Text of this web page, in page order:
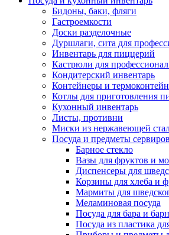
Бидоны, баки, фляги
Гастроемкости
Доски разделочные
Дуршлаги, сита для
Инвентарь для пиццерий
Кастрюли для
Кондитерский инвентарь
Контейнеры и
Котлы для приготовления
Кухонный инвентарь
Листы, противни
Миски из нержавеющей
Посуда и предметы
Барное стекло
Вазы для фруктов и
Диспенсеры для
Корзины для хлеба и
Мармиты для
Меламиновая посуда
Посуда для бара и
Посуда из пластика